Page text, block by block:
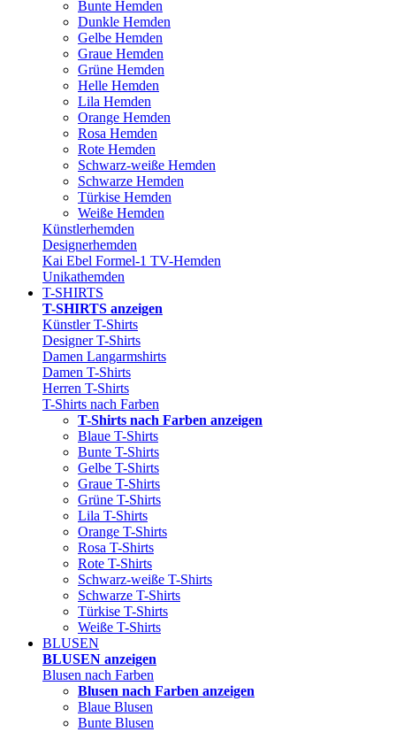
Bunte Hemden
Dunkle Hemden
Gelbe Hemden
Graue Hemden
Grüne Hemden
Helle Hemden
Lila Hemden
Orange Hemden
Rosa Hemden
Rote Hemden
Schwarz-weiße Hemden
Schwarze Hemden
Türkise Hemden
Weiße Hemden
Künstlerhemden
Designerhemden
Kai Ebel Formel-1 TV-Hemden
Unikathemden
T-SHIRTS
T-SHIRTS anzeigen
Künstler T-Shirts
Designer T-Shirts
Damen Langarmshirts
Damen T-Shirts
Herren T-Shirts
T-Shirts nach Farben
T-Shirts nach Farben anzeigen
Blaue T-Shirts
Bunte T-Shirts
Gelbe T-Shirts
Graue T-Shirts
Grüne T-Shirts
Lila T-Shirts
Orange T-Shirts
Rosa T-Shirts
Rote T-Shirts
Schwarz-weiße T-Shirts
Schwarze T-Shirts
Türkise T-Shirts
Weiße T-Shirts
BLUSEN
BLUSEN anzeigen
Blusen nach Farben
Blusen nach Farben anzeigen
Blaue Blusen
Bunte Blusen